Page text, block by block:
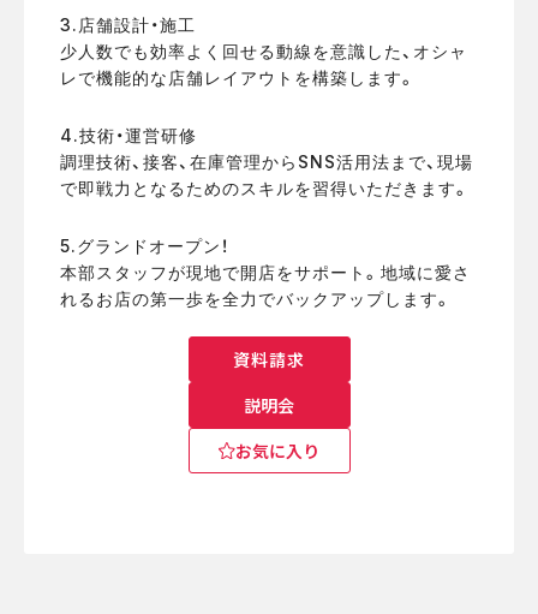
3.店舗設計・施工
少人数でも効率よく回せる動線を意識した、オシャ
レで機能的な店舗レイアウトを構築します。
4.技術・運営研修
調理技術、接客、在庫管理からSNS活用法まで、現場
で即戦力となるためのスキルを習得いただきます。
5.グランドオープン！
本部スタッフが現地で開店をサポート。地域に愛さ
れるお店の第一歩を全力でバックアップします。
資料請求
説明会
お気に入り